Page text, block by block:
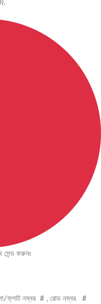
সেন্ড করুনঃ
ফ্লাট নম্বর # , রোড নম্বর #